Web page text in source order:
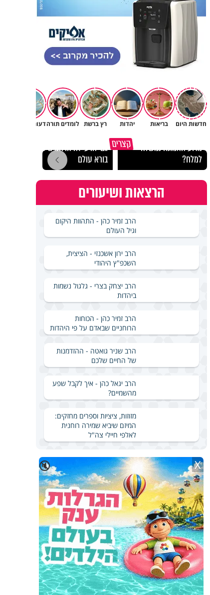
חדשות היום בריאות יהדות רץ ברשת לומדים תורהדעות וטורים
קצרים
מדוע האמונה נמשלה
למלח?
גם ׳הרע׳ זה הרחמים של
בורא עולם
הרצאות ושיעורים
הרב זמיר כהן - התהוות היקום
וגיל העולם
הרב ירון אשכנזי - הציצית,
השכפ"ץ היהודי
הרב יצחק בצרי - גלגול נשמות
ביהדות
הרב זמיר כהן - הכוחות
הרוחניים שבאדם על פי היהדות
הרב שניר גואטה - ההזדמנות
של החיים שלכם
הרב יגאל כהן - איך לקבל שפע
מהשמיים?
מזוזות, ציציות וספרים מחזקים:
המיזם שיביא שמירה רוחנית
לאלפי חיילי צה"ל
🔇 X